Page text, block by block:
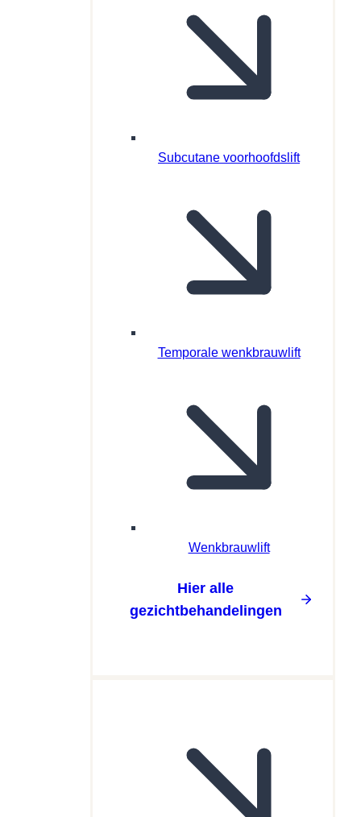
Subcutane voorhoofdslift
Temporale wenkbrauwlift
Wenkbrauwlift
Hier alle
gezichtbehandelingen